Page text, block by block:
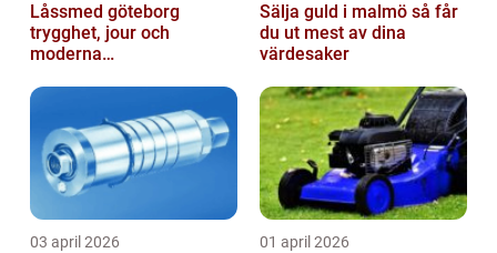
Låssmed göteborg
trygghet, jour och
moderna
Sälja guld i malmö så får
du ut mest av dina
värdesaker
03 april 2026 01 april 2026